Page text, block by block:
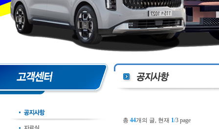
총 44개의 글, 현재 1/3 page